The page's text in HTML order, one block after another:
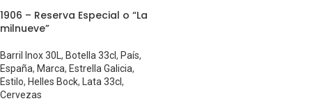
1906 – Reserva Especial o “La
milnueve”
Barril Inox 30L , Botella 33cl, País,
España, Marca, Estrella Galicia,
Estilo, Helles Bock, Lata 33cl,
Cervezas